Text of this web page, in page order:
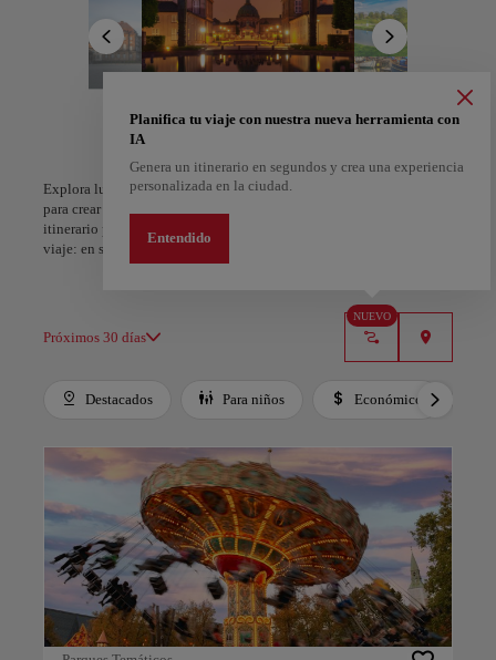
A Coruña
creatividad danesa en su forma más sincera.
Desde las coloridas fachadas de Nyhavn hasta los restaurantes de
alta cocina que reinventan la gastronomía nórdica, Copenhague
celebra el placer de vivir: disfrutar, moverse y conectar. Más que un
Explora lugares, experiencias y marca con el corazón tus favoritos
para crear tu ruta y compartirla. ¿Quieres más ideas? Obtén un
itinerario personalizado según tus intereses y la duración de tu
viaje: en sólo dos pasos y descargable en Google Maps.
Próximos 30 días
NUEVO
Planifica tu viaje con nuestra nueva herramienta con
IA
Genera un itinerario en segundos y crea una experiencia
personalizada en la ciudad.
Entendido
Destacados Para niños Económico